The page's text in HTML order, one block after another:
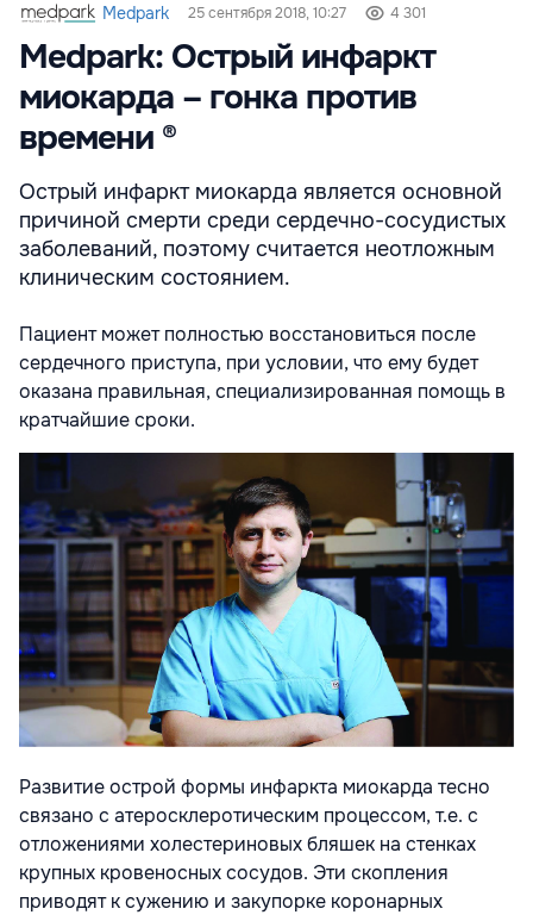
Medpark 25 сентября 2018, 10:27 4 301
Medpark: Острый инфаркт
миокарда – гонка против
времени ®
Острый инфаркт миокарда является основной
причиной смерти среди сердечно-сосудистых
заболеваний, поэтому считается неотложным
клиническим состоянием.
Пациент может полностью восстановиться после
сердечного приступа, при условии, что ему будет
оказана правильная, специализированная помощь в
кратчайшие сроки.
Развитие острой формы инфаркта миокарда тесно
связано с атеросклеротическим процессом, т.е. с
отложениями холестериновых бляшек на стенках
крупных кровеносных сосудов. Эти скопления
приводят к сужению и закупорке коронарных